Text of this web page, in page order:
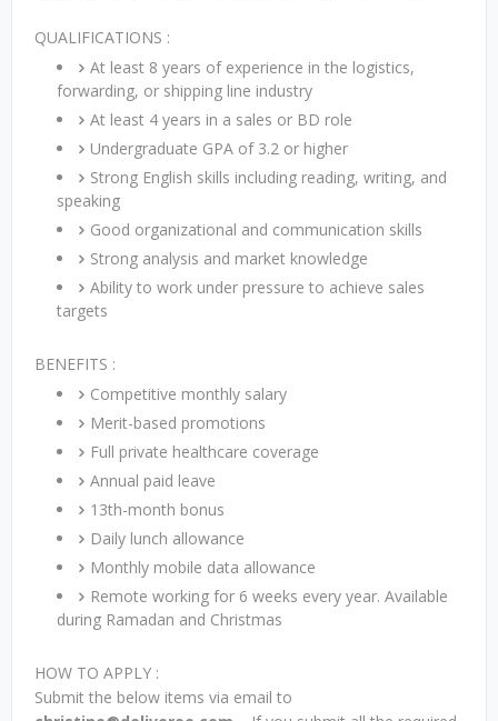
QUALIFICATIONS :
At least 8 years of experience in the logistics,
forwarding, or shipping line industry
At least 4 years in a sales or BD role
Undergraduate GPA of 3.2 or higher
Strong English skills including reading, writing, and
speaking
Good organizational and communication skills
Strong analysis and market knowledge
Ability to work under pressure to achieve sales
targets
BENEFITS :
Competitive monthly salary
Merit-based promotions
Full private healthcare coverage
Annual paid leave
13th-month bonus
Daily lunch allowance
Monthly mobile data allowance
Remote working for 6 weeks every year. Available
during Ramadan and Christmas
HOW TO APPLY :
Submit the below items via email to